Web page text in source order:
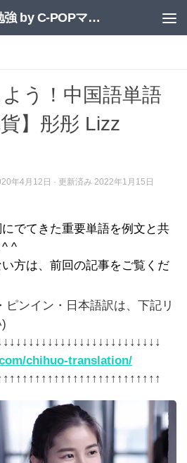
歌やドラマで中国語勉強 by C-POPマニア
う！中国語単語
】彤彤 Lizz
年4月12日 · 更新済み 2022年1月15日
でてきた重要単語を例文と共
^ ^
方は、前回の記事をご覧くだ
ピンイン・日本語訳は、下記リ
chihuo-translation/